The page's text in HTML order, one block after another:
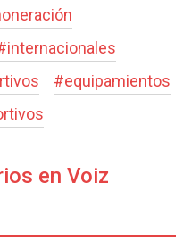
internacionales
#equipamientos
en Voiz